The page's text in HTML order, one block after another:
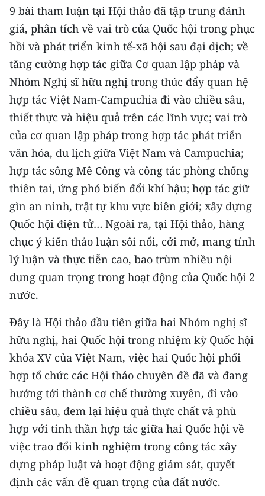
9 bài tham luận tại Hội thảo đã tập trung đánh
giá, phân tích về vai trò của Quốc hội trong phục
hồi và phát triển kinh tế-xã hội sau đại dịch; về
tăng cường hợp tác giữa Cơ quan lập pháp và
Nhóm Nghị sĩ hữu nghị trong thúc đẩy quan hệ
hợp tác Việt Nam-Campuchia đi vào chiều sâu,
thiết thực và hiệu quả trên các lĩnh vực; vai trò
của cơ quan lập pháp trong hợp tác phát triển
văn hóa, du lịch giữa Việt Nam và Campuchia;
hợp tác sông Mê Công và công tác phòng chống
thiên tai, ứng phó biến đổi khí hậu; hợp tác giữ
gìn an ninh, trật tự khu vực biên giới; xây dựng
Quốc hội điện tử… Ngoài ra, tại Hội thảo, hàng
chục ý kiến thảo luận sôi nổi, cởi mở, mang tính
lý luận và thực tiễn cao, bao trùm nhiều nội
dung quan trọng trong hoạt động của Quốc hội 2
nước.
Đây là Hội thảo đầu tiên giữa hai Nhóm nghị sĩ
hữu nghị, hai Quốc hội trong nhiệm kỳ Quốc hội
khóa XV của Việt Nam, việc hai Quốc hội phối
hợp tổ chức các Hội thảo chuyên đề đã và đang
hướng tới thành cơ chế thường xuyên, đi vào
chiều sâu, đem lại hiệu quả thực chất và phù
hợp với tinh thần hợp tác giữa hai Quốc hội về
việc trao đổi kinh nghiệm trong công tác xây
dựng pháp luật và hoạt động giám sát, quyết
định các vấn đề quan trọng của đất nước.